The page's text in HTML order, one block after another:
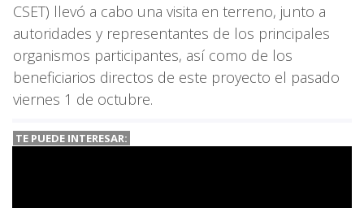
CSET) llevó a cabo una visita en terreno, junto a
autoridades y representantes de los principales
organismos participantes, así como de los
beneficiarios directos de este proyecto el pasado
viernes 1 de octubre.
TE PUEDE INTERESAR: